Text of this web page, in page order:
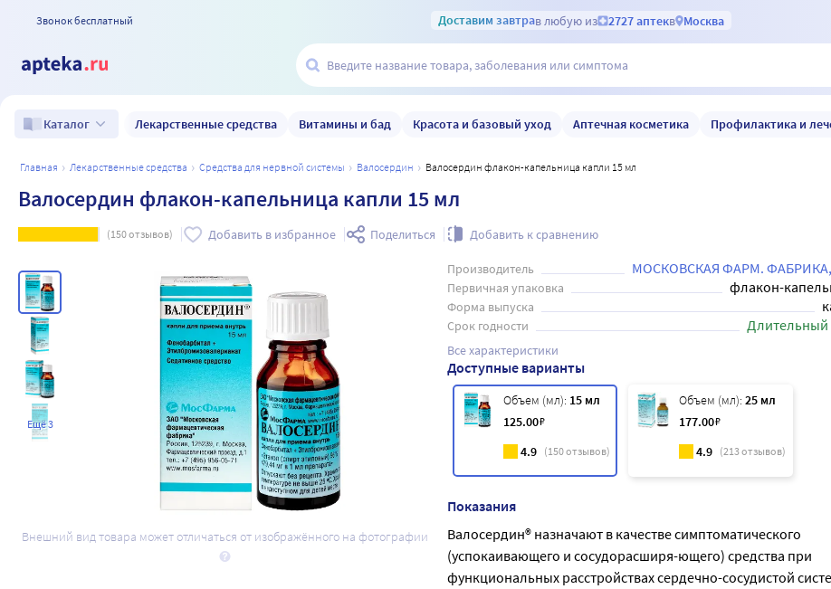
Звонок бесплатный Доставим завтрав любую из 2727 аптекв Москва
Каталог Лекарственные средства Витамины и бад Красота и базовый уход Аптечная косметика Профилактика и
главная лекарственные средства средства для нервной системы валосердин Валосердин флакон-капельница капли 15 мл
Валосердин флакон-капельница капли 15 мл
(150отзывов) Добавить в избранное Поделиться Добавить к сравнению
Ещё 3
Внешний вид товара может отличаться от изображённого на фотографии
Производитель МОСКОВСКАЯ ФАРМ.
Первичная упаковка флакон-
Форма выпуска
Срок годности Длительный
Все характеристики
Доступные варианты
Объем (мл): 15 мл
125.00₽
4.9 (150отзывов)
Объем (мл): 25 мл
177.00₽
4.9 (213отзывов)
Показания
Валосердин® назначают в качестве симптоматического
(успокаивающего и сосудорасширя-ющего) средства при
функциональных расстройствах сердечно-сосудистой